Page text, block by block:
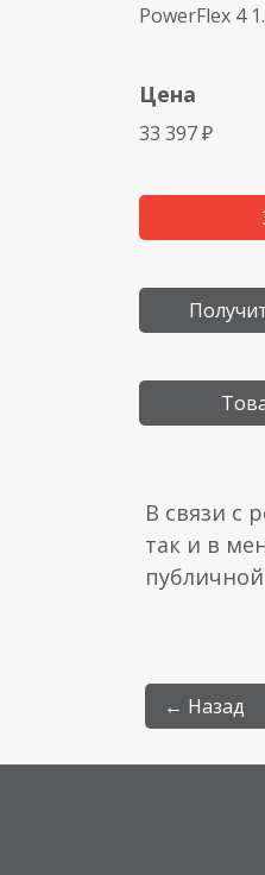
PowerFlex 4
Цена
33 397 ₽
В связи с
так и в
← Назад